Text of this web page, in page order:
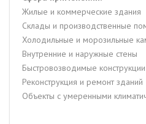
Жилые и коммерческие здания
Склады и производственные
Холодильные и морозильные
Внутренние и наружные стены
Быстровозводимые конструкции
Реконструкция и ремонт зданий
Объекты с умеренными